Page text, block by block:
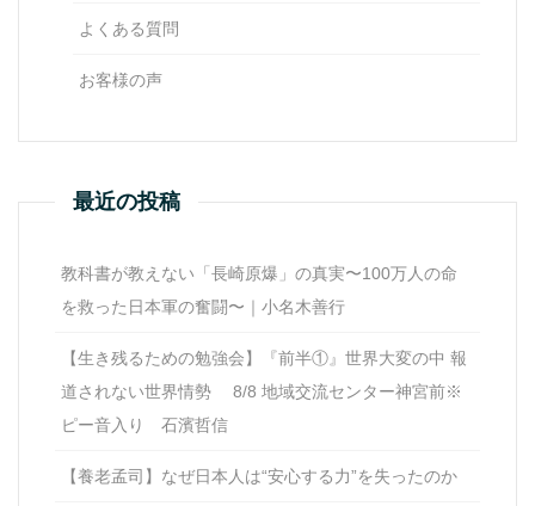
よくある質問
お客様の声
最近の投稿
教科書が教えない「長崎原爆」の真実〜100万人の命
を救った日本軍の奮闘〜｜小名木善行
【生き残るための勉強会】『前半①』世界大変の中 報
道されない世界情勢 8/8 地域交流センター神宮前※
ピー音入り 石濱哲信
【養老孟司】なぜ日本人は“安心する力”を失ったのか